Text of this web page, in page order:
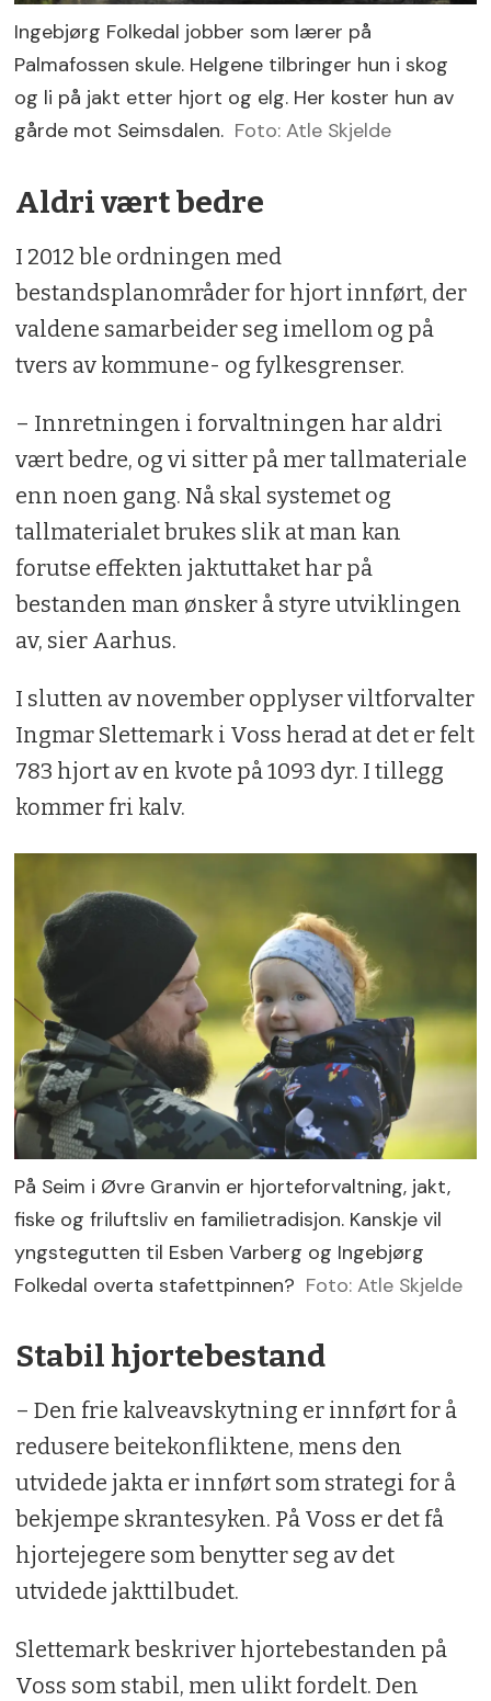
Ingebjørg Folkedal jobber som lærer på
Palmafossen skule. Helgene tilbringer hun i skog
og li på jakt etter hjort og elg. Her koster hun av
gårde mot Seimsdalen. Foto: Atle Skjelde
Aldri vært bedre
I 2012 ble ordningen med
bestandsplanområder for hjort innført, der
valdene samarbeider seg imellom og på
tvers av kommune- og fylkesgrenser.
– Innretningen i forvaltningen har aldri
vært bedre, og vi sitter på mer tallmateriale
enn noen gang. Nå skal systemet og
tallmaterialet brukes slik at man kan
forutse effekten jaktuttaket har på
bestanden man ønsker å styre utviklingen
av, sier Aarhus.
I slutten av november opplyser viltforvalter
Ingmar Slettemark i Voss herad at det er felt
783 hjort av en kvote på 1093 dyr. I tillegg
kommer fri kalv.
På Seim i Øvre Granvin er hjorteforvaltning, jakt,
fiske og friluftsliv en familietradisjon. Kanskje vil
yngstegutten til Esben Varberg og Ingebjørg
Folkedal overta stafettpinnen? Foto: Atle Skjelde
Stabil hjortebestand
– Den frie kalveavskytning er innført for å
redusere beitekonfliktene, mens den
utvidede jakta er innført som strategi for å
bekjempe skrantesyken. På Voss er det få
hjortejegere som benytter seg av det
utvidede jakttilbudet.
Slettemark beskriver hjortebestanden på
Voss som stabil, men ulikt fordelt. Den